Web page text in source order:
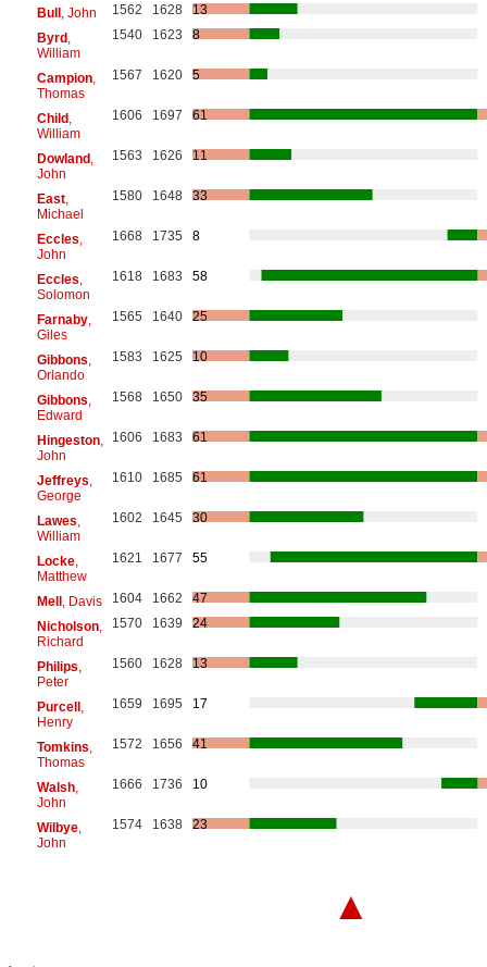
Bull, John 1562 1628
13
Byrd,
William
1540 1623 8
Campion,
Thomas
1567 1620 5
Child,
William
1606 1697 61
Dowland,
John
1563 1626 11
East,
Michael
1580 1648 33
Eccles
John
1668 1735 8
Eccles
Solomon
1618 1683 58
Farnaby,
Giles
1565 1640 25
Gibbons
Orlando
1583 1625 10
Gibbons
Edward
1568 1650 35
Hingeston,
John
1606 1683 61
Jeffreys
George
1610 1685 61
Lawes
William
1602 1645 30
Locke,
Matthew
1621 1677 55
Mell, Davis 1604 1662
47
Nicholson,
Richard
1570 1639 24
Philips
Peter
1560 1628 13
Purcell,
Henry
1659 1695 17
Tomkins
Thomas
1572 1656 41
Walsh,
John
1666 1736 10
Wilbye,
John
1574 1638 23
▲